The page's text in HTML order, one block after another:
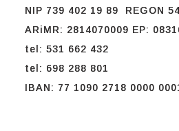
NIP 739 402 19 89 REGON
ARiMR: 2814070009 EP:
tel: 531 662 432
tel: 698 288 801
IBAN: 77 1090 2718 0000